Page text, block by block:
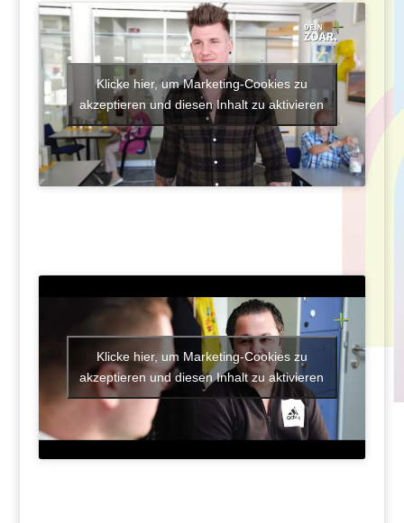
Klicke hier, um Marketing-Cookies zu
akzeptieren und diesen Inhalt zu aktivieren
Klicke hier, um Marketing-Cookies zu
akzeptieren und diesen Inhalt zu aktivieren